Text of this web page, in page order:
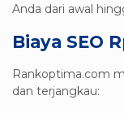
Anda dari awal
Biaya SEO
Rankoptima.com
dan terjangkau: